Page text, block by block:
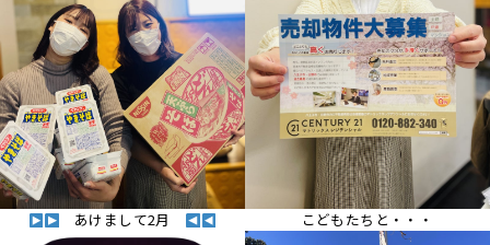
あけまして2月 こどもたちと・・・